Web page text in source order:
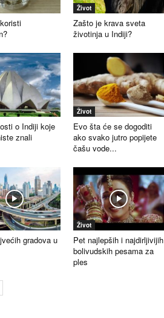
Život
Zašto je krava sveta
životinja u Indiji?
o Indiji koje
znali
Život
Evo šta će se dogoditi
ako svako jutro popijete
čašu vode...
gradova u
Život
Pet najlepših i najdirljivijih
bolivudskih pesama za
ples